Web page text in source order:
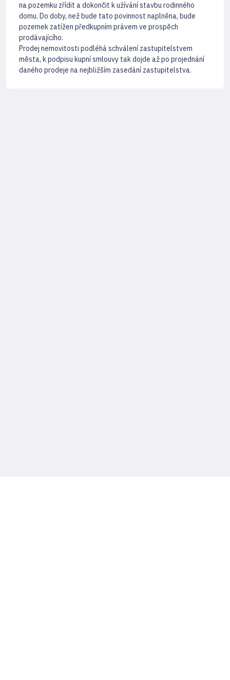
na pozemku zřídit a dokončit k užívání stavbu rodinného
domu. Do doby, než bude tato povinnost naplněna, bude
pozemek zatížen předkupním právem ve prospěch
prodávajícího.
Prodej nemovitosti podléhá schválení zastupitelstvem
města, k podpisu kupní smlouvy tak dojde až po projednání
daného prodeje na nejbližším zasedání zastupitelstva.